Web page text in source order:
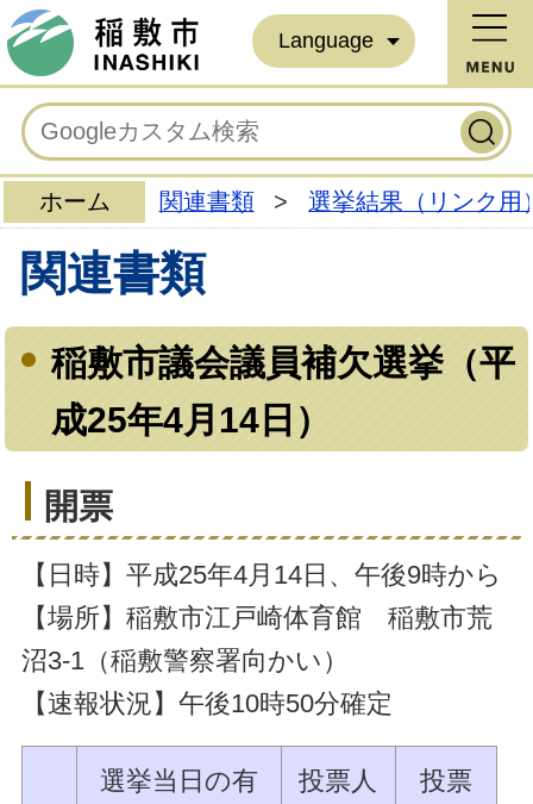
Language
ホーム 関連書類 > 選挙結果（リンク用
関連書類
稲敷市議会議員補欠選挙（平
成25年4月14日）
開票
【日時】平成25年4月14日、午後9時から
【場所】稲敷市江戸崎体育館 稲敷市荒
沼3-1（稲敷警察署向かい）
【速報状況】午後10時50分確定
選挙当日の有
投票人
投票